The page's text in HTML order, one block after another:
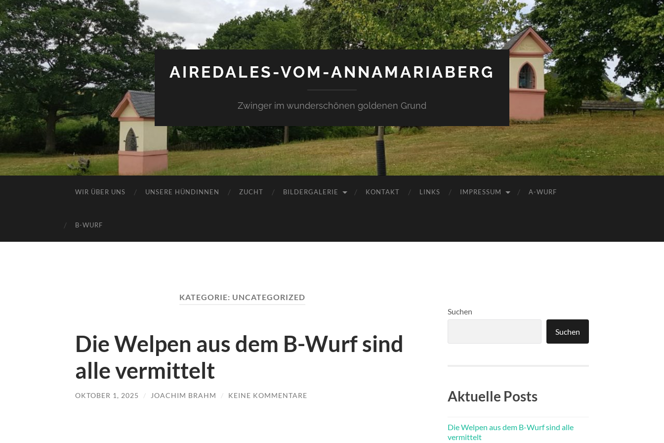
AIREDALES-VOM-ANNAMARIABERG
Zwinger im wunderschönen goldenen Grund
WIR ÜBER UNS UNSERE HÜNDINNEN ZUCHT BILDERGALERIE KONTAKT LINKS IMPRESSUM A-WURF
B-WURF
KATEGORIE: UNCATEGORIZED
Die Welpen aus dem B-Wurf sind
alle vermittelt
OKTOBER 1, 2025 / JOACHIM BRAHM / KEINE KOMMENTARE
Suchen
Suchen
Aktuelle Posts
Die Welpen aus dem B-Wurf sind alle
vermittelt